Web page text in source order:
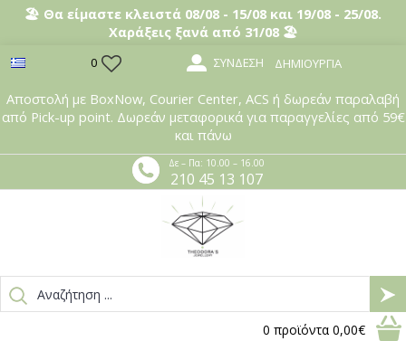
🏖️ Θα είμαστε κλειστά 08/08 - 15/08 και 19/08 - 25/08.
Χαράξεις ξανά από 31/08 🏖️
0 ΣΎΝΔΕΣΗ ΔΗΜΙΟΥΡΓΊΑ
Αποστολή με BoxNow, Courier Center, ACS ή δωρεάν παραλαβή
από Pick-up point. Δωρεάν μεταφορικά για παραγγελίες από 59€
και πάνω
Δε – Πα: 10.00 – 16.00
210 45 13 107
0 προϊόντα 0,00€